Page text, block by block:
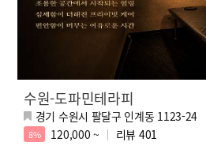
수원-도파민테라피
경기 수원시 팔달구 인계동 1123-24
8% 120,000 ~ 리뷰 401